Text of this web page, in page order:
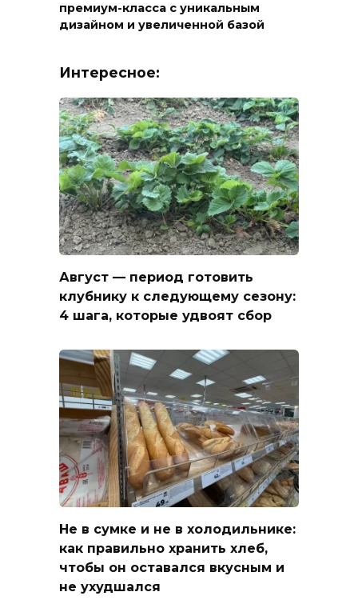
премиум-класса с уникальным
дизайном и увеличенной базой
Интересное:
Август — период готовить
клубнику к следующему сезону:
4 шага, которые удвоят сбор
Не в сумке и не в холодильнике:
как правильно хранить хлеб,
чтобы он оставался вкусным и
не ухудшался